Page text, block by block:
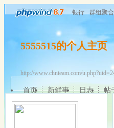
银行 群组聚合
5555515的个人主页
http://www.chnteam.com/
首页 新鲜事 日志 帖